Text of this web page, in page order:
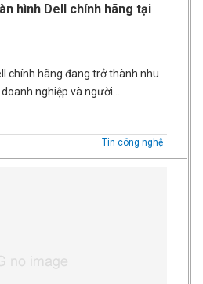
hình Dell chính hãng tại
chính hãng đang trở thành nhu
nghiệp và người…
Tin công nghệ